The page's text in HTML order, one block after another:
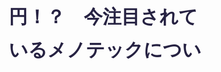
円！？ 今注目されて
いるメノテックについ